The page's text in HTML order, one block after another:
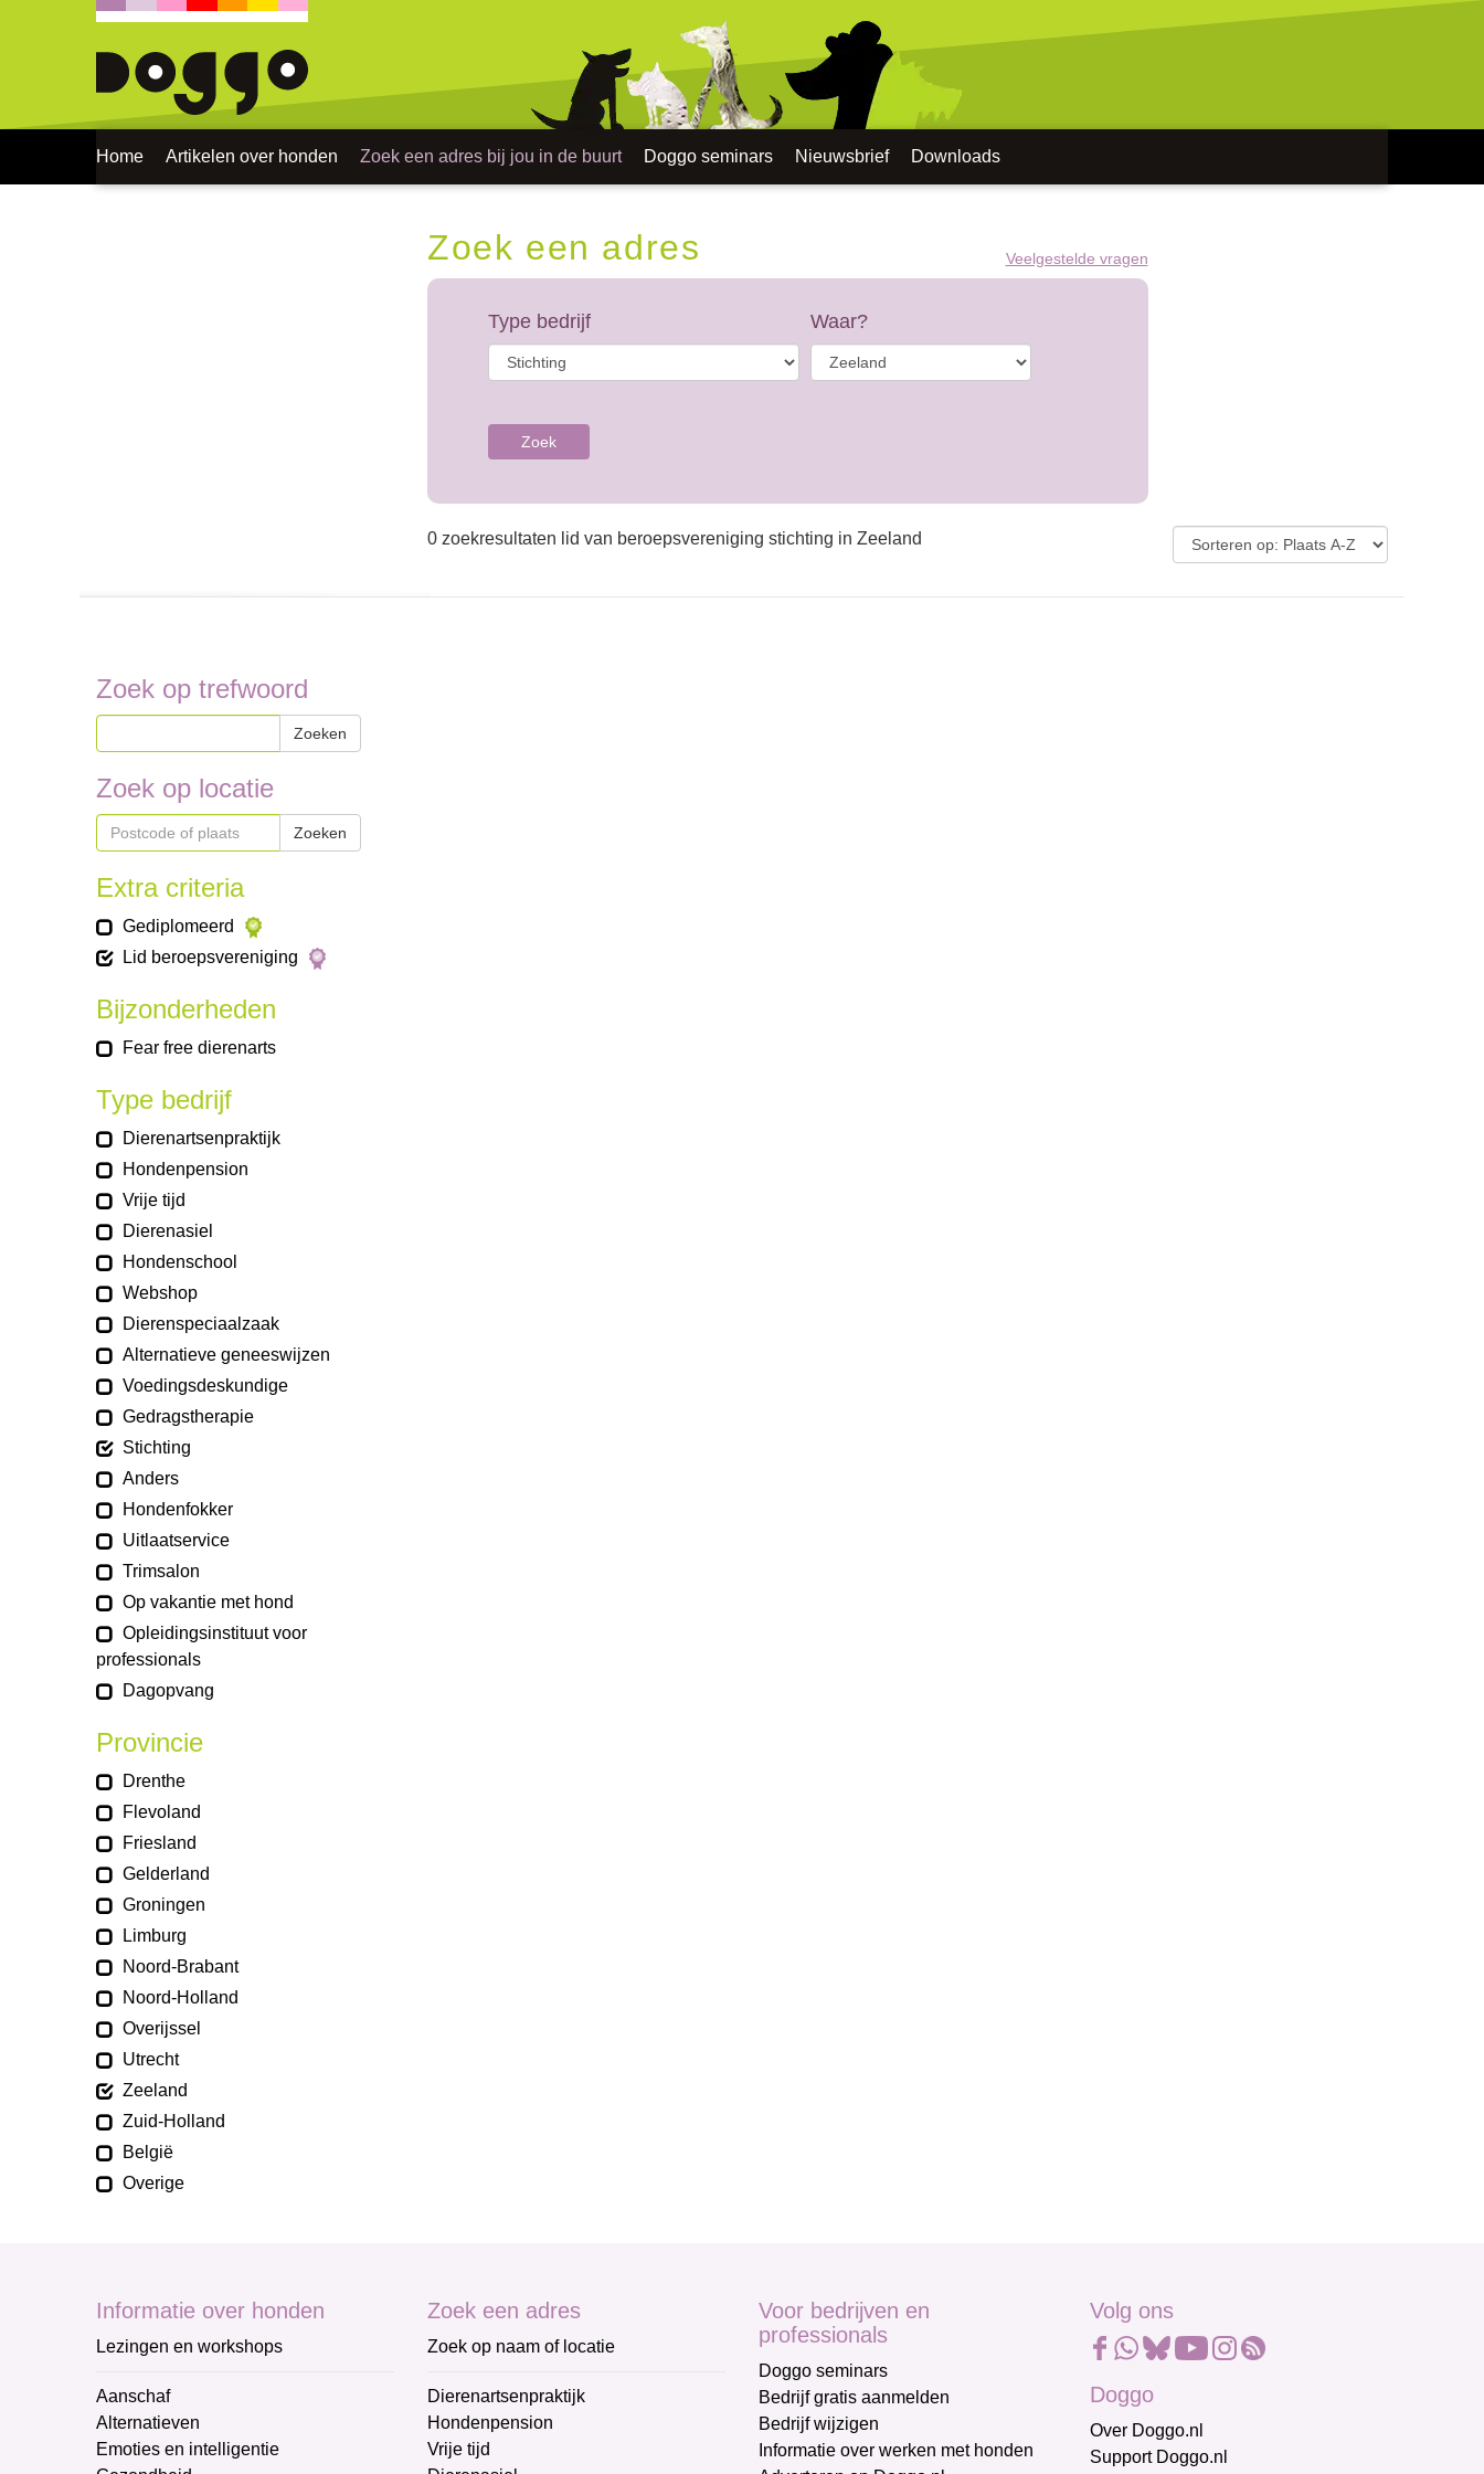
Home Artikelen over honden Zoek een adres bij jou in de buurt Doggo seminars Nieuwsbrief Downloads
Zoek een adres Veelgestelde vragen
Type bedrijf Waar?
Zoek
0 zoekresultaten lid van beroepsvereniging stichting in Zeeland
Zoek op trefwoord
Zoeken
Zoek op locatie
Zoeken
Extra criteria
Gediplomeerd
Lid beroepsvereniging
Bijzonderheden
Fear free dierenarts
Type bedrijf
Dierenartsenpraktijk
Hondenpension
Vrije tijd
Dierenasiel
Hondenschool
Webshop
Dierenspeciaalzaak
Alternatieve geneeswijzen
Voedingsdeskundige
Gedragstherapie
Stichting
Anders
Hondenfokker
Uitlaatservice
Trimsalon
Op vakantie met hond
Opleidingsinstituut voor
professionals
Dagopvang
Provincie
Drenthe
Flevoland
Friesland
Gelderland
Groningen
Limburg
Noord-Brabant
Noord-Holland
Overijssel
Utrecht
Zeeland
Zuid-Holland
België
Overige
Informatie over honden
Lezingen en workshops
Aanschaf
Alternatieven
Emoties en intelligentie
Zoek een adres
Zoek op naam of locatie
Dierenartsenpraktijk
Hondenpension
Vrije tijd
Voor bedrijven en
professionals
Doggo seminars
Bedrijf gratis aanmelden
Bedrijf wijzigen
Informatie over werken met honden
Volg ons
Doggo
Over Doggo.nl
Support Doggo.nl